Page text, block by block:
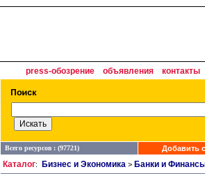
press-обозрение объявления контакты
Всего ресурсов : (97721) Добавить
Каталог: Бизнес и Экономика > Банки и